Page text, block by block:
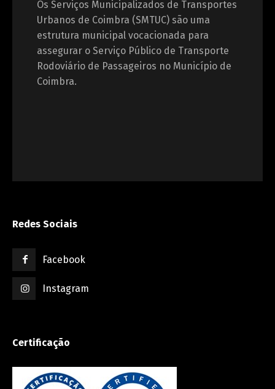
Os Serviços Municipalizados de Transportes
Urbanos de Coimbra (SMTUC) são uma
estrutura municipal vocacionada para
assegurar o Serviço Público de Transporte
Rodoviário de Passageiros no Município de
Coimbra.
Redes Sociais
Facebook
Instagram
Certificação